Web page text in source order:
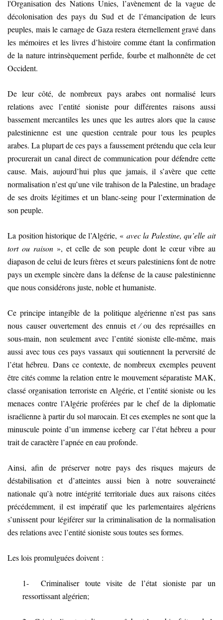
l'Organisation des Nations Unies, l’avènement de la vague de
décolonisation des pays du Sud et de l’émancipation de leurs
peuples, mais le carnage de Gaza restera éternellement gravé dans
les mémoires et les livres d’histoire comme étant la confirmation
de la nature intrinsèquement perfide, fourbe et malhonnête de cet
Occident.
De leur côté, de nombreux pays arabes ont normalisé leurs
relations avec l’entité sioniste pour différentes raisons aussi
bassement mercantiles les unes que les autres alors que la cause
palestinienne est une question centrale pour tous les peuples
arabes. La plupart de ces pays a faussement prétendu que cela leur
procurerait un canal direct de communication pour défendre cette
cause. Mais, aujourd’hui plus que jamais, il s’avère que cette
normalisation n’est qu’une vile trahison de la Palestine, un bradage
de ses droits légitimes et un blanc-seing pour l’extermination de
son peuple.
La position historique de l’Algérie, « avec la Palestine, qu’elle ait
tort ou raison », et celle de son peuple dont le cœur vibre au
diapason de celui de leurs frères et sœurs palestiniens font de notre
pays un exemple sincère dans la défense de la cause palestinienne
que nous considérons juste, noble et humaniste.
Ce principe intangible de la politique algérienne n’est pas sans
nous causer ouvertement des ennuis et ∕ ou des représailles en
sous-main, non seulement avec l’entité sioniste elle-même, mais
aussi avec tous ces pays vassaux qui soutiennent la perversité de
l’état hébreu. Dans ce contexte, de nombreux exemples peuvent
être cités comme la relation entre le mouvement séparatiste MAK,
classé organisation terroriste en Algérie, et l’entité sioniste ou les
menaces contre l’Algérie proférées par le chef de la diplomatie
israélienne à partir du sol marocain. Et ces exemples ne sont que la
minuscule pointe d’un immense iceberg car l’état hébreu a pour
trait de caractère l’apnée en eau profonde.
Ainsi, afin de préserver notre pays des risques majeurs de
déstabilisation et d’atteintes aussi bien à notre souveraineté
nationale qu’à notre intégrité territoriale dues aux raisons citées
précédemment, il est impératif que les parlementaires algériens
s’unissent pour légiférer sur la criminalisation de la normalisation
des relations avec l’entité sioniste sous toutes ses formes.
Les lois promulguées doivent :
1- Criminaliser toute visite de l’état sioniste par un
ressortissant algérien;